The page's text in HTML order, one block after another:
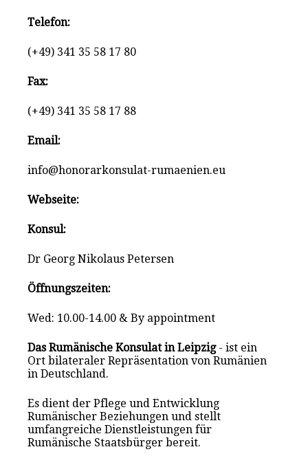
Telefon:
(+49) 341 35 58 17 80
Fax:
(+49) 341 35 58 17 88
Email:
info@honorarkonsulat-rumaenien.eu
Webseite:
Konsul:
Dr Georg Nikolaus Petersen
Öffnungszeiten:
Wed: 10.00-14.00 & By appointment
Das Rumänische Konsulat in Leipzig- ist ein
Ort bilateraler Repräsentation von Rumänien
in Deutschland.
Es dient der Pflege und Entwicklung
Rumänischer Beziehungen und stellt
umfangreiche Dienstleistungen für
Rumänische Staatsbürger bereit.